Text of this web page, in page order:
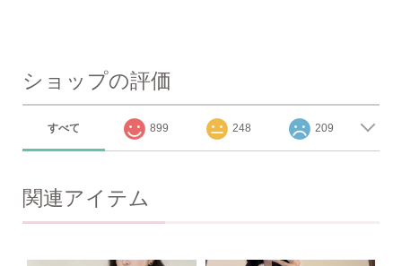
ショップの評価
すべて 899 248 209
関連アイテム